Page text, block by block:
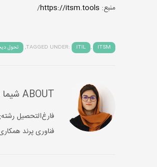
منبع: https://itsm.tools
/
TAGGED UNDER: ITIL , ITSM
, تحول
ABOUT شیما
فارغ‌التحصیل
فناوری پرند